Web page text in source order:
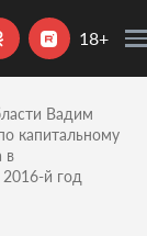
18+
Вадим
капитальному
в
й год